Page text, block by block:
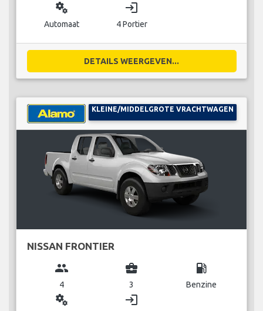
miscellaneous_services
Automaat
login
4 Portier
DETAILS WEERGEVEN...
KLEINE/MIDDELGROTE VRACHTWAGEN
NISSAN FRONTIER
group
4
business_center
3
local_gas_station
Benzine
miscellaneous_services login